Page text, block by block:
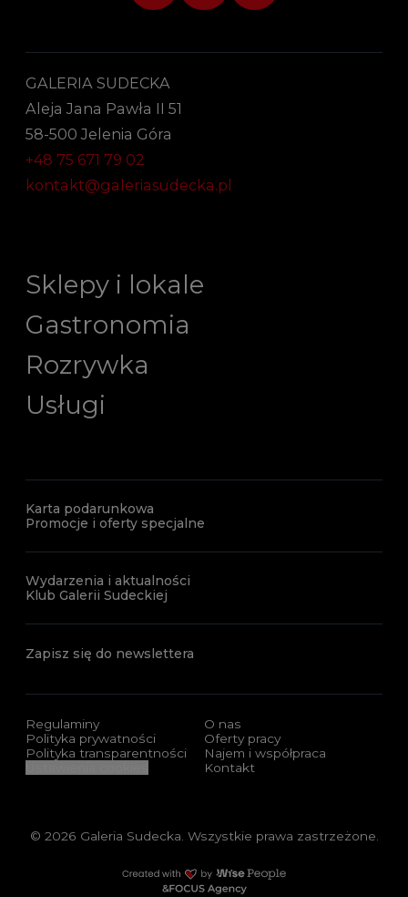
GALERIA SUDECKA
Aleja Jana Pawła II 51
58-500 Jelenia Góra
+48 75 671 79 02
kontakt@galeriasudecka.pl
Sklepy i lokale
Gastronomia
Rozrywka
Usługi
Karta podarunkowa
Promocje i oferty specjalne
Wydarzenia i aktualności
Klub Galerii Sudeckiej
Zapisz się do newslettera
Regulaminy
Polityka prywatności
Polityka transparentności
O nas
Oferty pracy
Najem i współpraca
Kontakt
© 2026 Galeria Sudecka. Wszystkie prawa zastrzeżone.